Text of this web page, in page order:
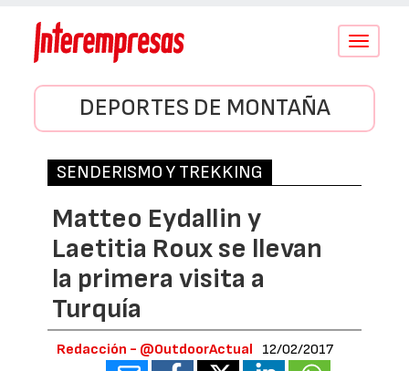
Conmutar
DEPORTES DE MONTAÑA
SENDERISMO Y TREKKING
Matteo Eydallin y
Laetitia Roux se llevan
la primera visita a
Turquía
Redacción - @OutdoorActual 12/02/2017